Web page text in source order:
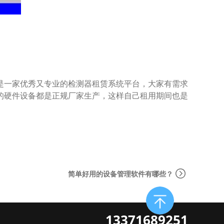
家优秀又专业的检测器租赁系统平台，大家有需求
件设备都是正规厂家生产，这样自己租用期间也是
简单好用的设备管理软件有哪些？
13371689251